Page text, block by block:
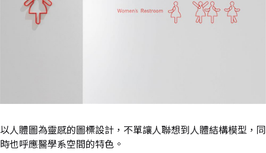
以人體圖為靈感的圖標設計，不單讓人聯想到人體結構模型，同
時也呼應醫學系空間的特色。